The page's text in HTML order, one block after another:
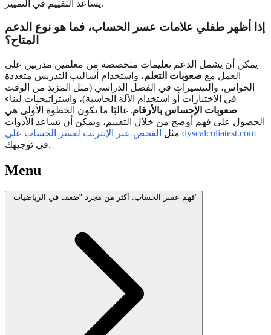
يساعد التقييم في التمييز.
إذا أظهر طفلي علامات عسر الحساب، فما هو نوع الدعم
المتاح؟
يمكن أن يشمل الدعم تعليمات متخصصة من معلمين مدربين على
العمل مع صعوبات التعلم، واستخدام أساليب التدريس متعددة
الحواس، والتيسيرات في الفصل الدراسي (مثل المزيد من الوقت
في الاختبارات أو استخدام الآلة الحاسبة)، واستراتيجيات لبناء
صعوبات الإحساس بالأرقام. غالبًا ما تكون الخطوة الأولى هي
الحصول على فهم أوضح من خلال التقييم، ويمكن أن تساعد الأدوات
مثل الفحص عبر الإنترنت لعسر الحساب على dyscalculiatest.com
في توجيهك.
Menu
فهم عسر الحساب: أكثر من مجرد "ضعف في الرياضيات"